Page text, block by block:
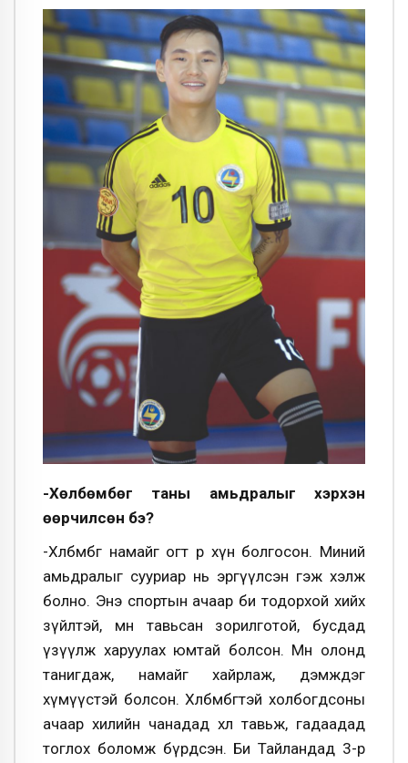
-Хөлбөмбөг таны амьдралыг хэрхэн
өөрчилсөн бэ?
-Хөлбөмбөг намайг огт өөр хүн болгосон. Миний
амьдралыг сууриар нь эргүүлсэн гэж хэлж
болно. Энэ спортын ачаар би тодорхой хийх
зүйлтэй, өмнөө тавьсан зорилготой, бусдад
үзүүлж харуулах юмтай болсон. Мөн олонд
танигдаж, намайг хайрлаж, дэмждэг
хүмүүстэй болсон. Хөлбөмбөгтэй холбогдсоны
ачаар хилийн чанадад хөл тавьж, гадаадад
тоглох боломж бүрдсэн. Би Тайландад 3-р